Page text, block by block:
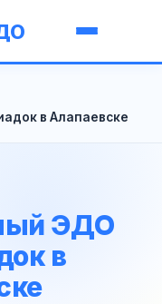
в Алапаевске
ЭДО
в